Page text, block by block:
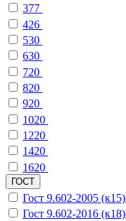
377
426
530
630
720
820
920
1020
1220
1420
1620
ГОСТ
Гост 9.602-2005 (к15)
Гост 9.602-2016 (к18)